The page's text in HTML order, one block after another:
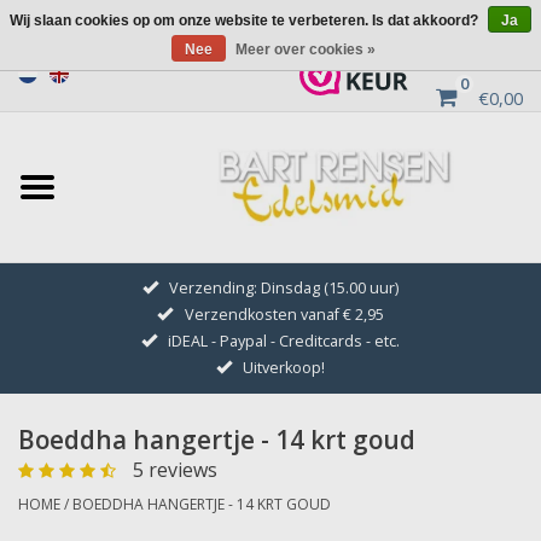
0
€0,00
Home
Uitverkoop
GOUDEN SYMBOLEN
Hanger Kettingen
Oorhangers
Verzending: Dinsdag (15.00 uur)
Verzendkosten vanaf € 2,95
iDEAL - Paypal - Creditcards - etc.
Uitverkoop!
Boeddha hangertje - 14 krt goud
5 reviews
HOME/ BOEDDHA HANGERTJE - 14 KRT GOUD
Wij slaan cookies op om onze website te verbeteren. Is dat akkoord?
Ja
Nee
Meer over cookies »